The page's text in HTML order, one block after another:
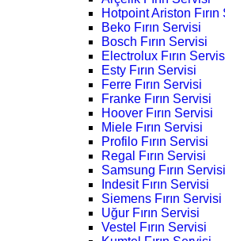
Hotpoint Ariston Fırın
Beko Fırın Servisi
Bosch Fırın Servisi
Electrolux Fırın
Esty Fırın Servisi
Ferre Fırın Servisi
Franke Fırın Servisi
Hoover Fırın Servisi
Miele Fırın Servisi
Profilo Fırın Servisi
Regal Fırın Servisi
Samsung Fırın Servisi
Indesit Fırın Servisi
Siemens Fırın Servisi
Uğur Fırın Servisi
Vestel Fırın Servisi